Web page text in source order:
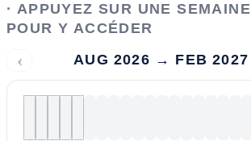
· APPUYEZ SUR UNE SEMAINE
POUR Y ACCÉDER
‹ AUG 2026 → FEB 2027